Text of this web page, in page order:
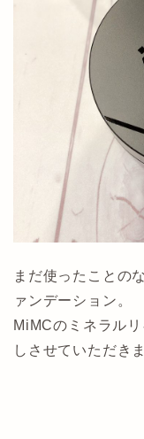
まだ使ったことの
ァンデーション。
MiMCのミネラル
しさせていただき